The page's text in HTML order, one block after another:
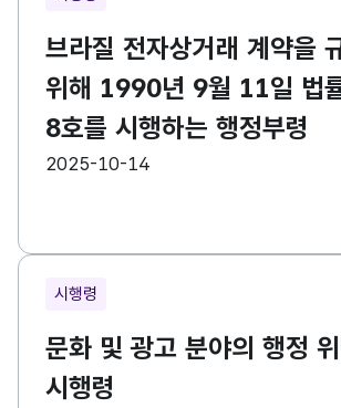
브라질 전자상거래 계약을
위해 1990년 9월 11일 법
8호를 시행하는 행정부령
등록일
2025-10-14
시행령
문화 및 광고 분야의 행정
시행령